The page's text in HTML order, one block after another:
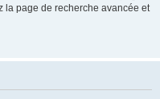
la page de recherche avancée et